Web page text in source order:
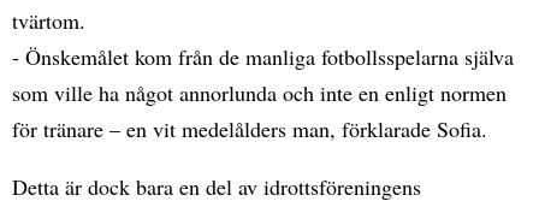
tvärtom.
- Önskemålet kom från de manliga fotbollsspelarna själva
som ville ha något annorlunda och inte en enligt normen
för tränare – en vit medelålders man, förklarade Sofia.
Detta är dock bara en del av idrottsföreningens